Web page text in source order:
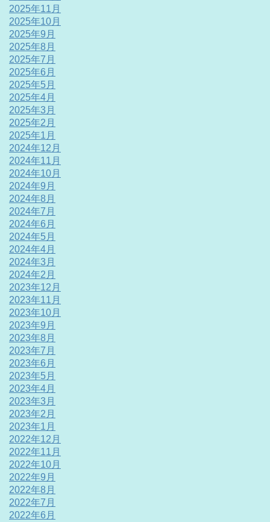
2025年11月
2025年10月
2025年9月
2025年8月
2025年7月
2025年6月
2025年5月
2025年4月
2025年3月
2025年2月
2025年1月
2024年12月
2024年11月
2024年10月
2024年9月
2024年8月
2024年7月
2024年6月
2024年5月
2024年4月
2024年3月
2024年2月
2023年12月
2023年11月
2023年10月
2023年9月
2023年8月
2023年7月
2023年6月
2023年5月
2023年4月
2023年3月
2023年2月
2023年1月
2022年12月
2022年11月
2022年10月
2022年9月
2022年8月
2022年7月
2022年6月